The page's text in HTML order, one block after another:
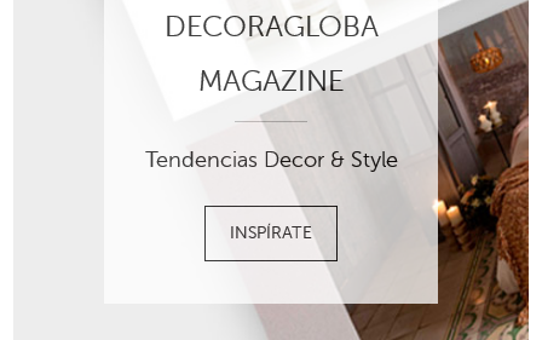
DECORAGLOBA
MAGAZINE
Tendencias Decor & Style
INSPÍRATE